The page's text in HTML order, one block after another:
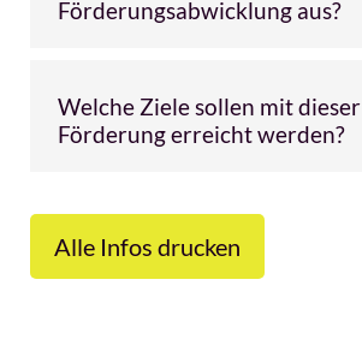
Förderungsabwicklung aus?
Welche Ziele sollen mit dieser
Förderung erreicht werden?
Alle Infos drucken